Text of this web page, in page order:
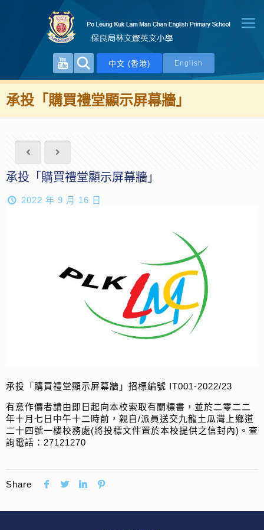
中文 (香港) English
承投「購買禮堂顯示屏幕牆」
承投「購買禮堂顯示屏幕牆」
2022 年 9 月 16 日
承投「購買禮堂顯示屏幕牆」招標編號 IT001-2022/23
有意作價者請由即日起向本校索取有關標書，並於二零二二
年十月七日中午十二時前，親自/派員送交九龍土瓜灣上鄉道
二十四號一樓校務處(將投標文件置於本校提供之信封內)。查
詢電話：27121270
Share